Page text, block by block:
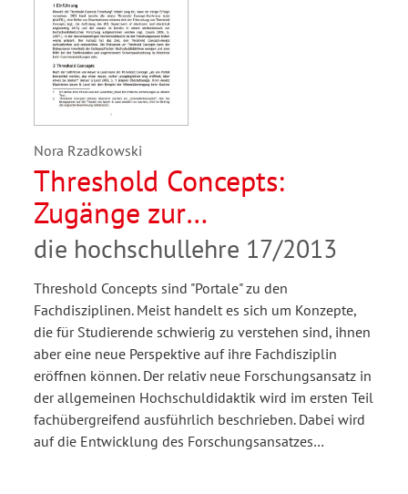
Nora Rzadkowski
Threshold Concepts:
Zugänge zur
Rechtswissenschaft
die hochschullehre 17/2013
Threshold Concepts sind "Portale" zu den
Fachdisziplinen. Meist handelt es sich um Konzepte,
die für Studierende schwierig zu verstehen sind, ihnen
aber eine neue Perspektive auf ihre Fachdisziplin
eröffnen können. Der relativ neue Forschungsansatz in
der allgemeinen Hochschuldidaktik wird im ersten Teil
fachübergreifend ausführlich beschrieben. Dabei wird
auf die Entwicklung des Forschungsansatzes…